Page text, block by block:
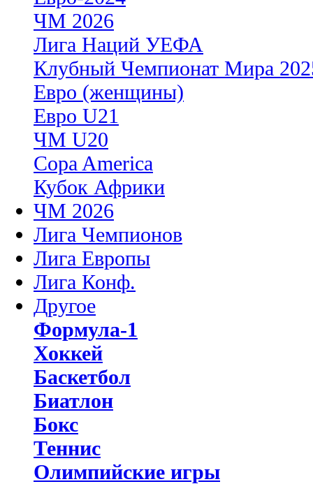
ЧМ 2026
Лига Наций УЕФА
Клубный Чемпионат Мира
Евро (женщины)
Евро U21
ЧМ U20
Copa America
Кубок Африки
ЧМ 2026
Лига Чемпионов
Лига Европы
Лига Конф.
Другое
Формула-1
Хоккей
Баскетбол
Биатлон
Бокс
Теннис
Олимпийские игры